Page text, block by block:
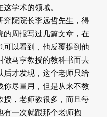
学术的领域。
究院院长李远哲先生，得
的周报写过几篇文章，在
可以看到，他反覆提到他
做马亨教授的教科书而去
后才发现，这个老师只给
你尽量用，但是从来不教
授，老师教很多，而且每
有一次就跟那个老师抱